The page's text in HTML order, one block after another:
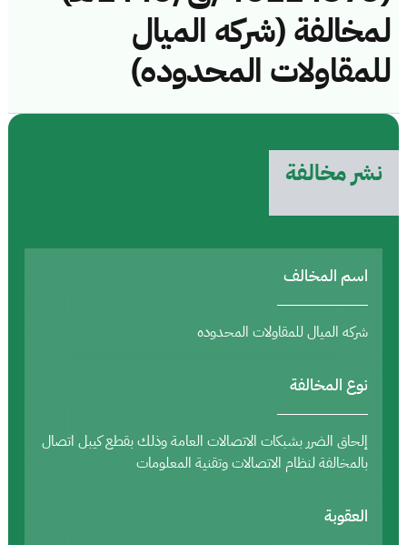
لمخالفة (شركه الميال
للمقاولات المحدوده)
نشر مخالفة
اسم المخالف
شركه الميال للمقاولات المحدوده
نوع المخالفة
إلحاق الضرر بشبكات الاتصالات العامة وذلك بقطع كيبل اتصال
بالمخالفة لنظام الاتصالات وتقنية المعلومات
العقوبة